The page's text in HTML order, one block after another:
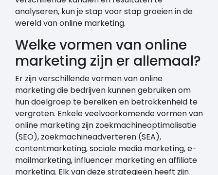
analyseren, kun je stap voor stap groeien in de
wereld van online marketing.
Welke vormen van online
marketing zijn er allemaal?
Er zijn verschillende vormen van online
marketing die bedrijven kunnen gebruiken om
hun doelgroep te bereiken en betrokkenheid te
vergroten. Enkele veelvoorkomende vormen van
online marketing zijn zoekmachineoptimalisatie
(SEO), zoekmachineadverteren (SEA),
contentmarketing, sociale media marketing, e-
mailmarketing, influencer marketing en affiliate
marketing. Elk van deze strategieën heeft zijn